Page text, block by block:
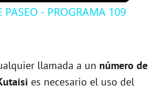
y
- PROGRAMA 109
llamada a un número de
es necesario el uso del